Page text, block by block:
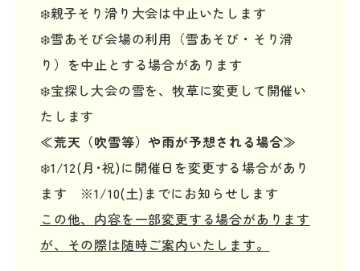
❄️親子そり滑り大会は中止いたします
❄️雪あそび会場の利用（雪あそび・そり滑
り）を中止とする場合があります
❄️宝探し大会の雪を、牧草に変更して開催い
たします
≪荒天（吹雪等）や雨が予想される場合≫
❄️1/12(月･祝)に開催日を変更する場合があり
ます ※1/10(土)までにお知らせします
この他、内容を一部変更する場合があります
が、その際は随時ご案内いたします。